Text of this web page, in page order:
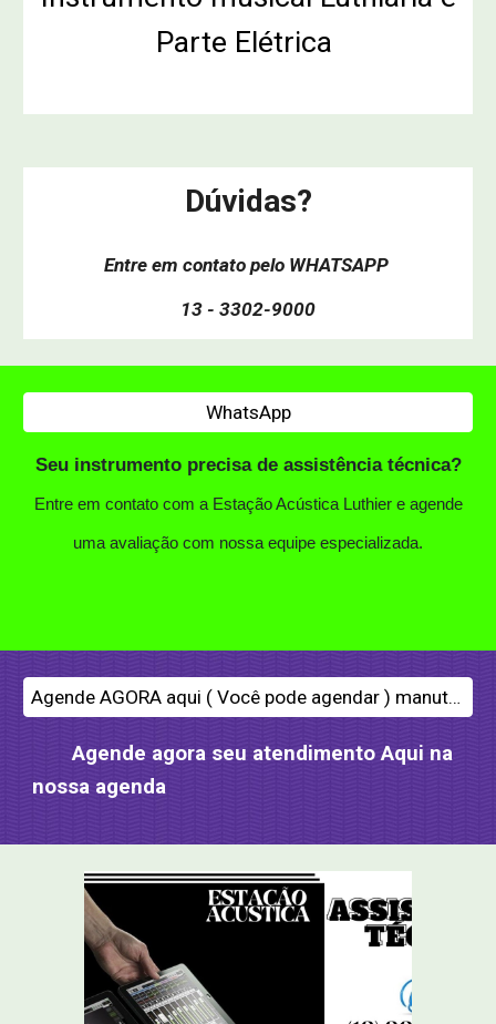
Parte Elétrica
Dúvidas?
Entre em contato pelo WHATSAPP
13 - 3302-9000
WhatsApp
Seu instrumento precisa de assistência técnica?
Entre em contato com a Estação Acústica Luthier e agende
uma avaliação com nossa equipe especializada.
Agende AGORA aqui ( Você pode agendar ) manutenção de som e instrumento musical
Agende agora seu atendimento Aqui na
nossa agenda